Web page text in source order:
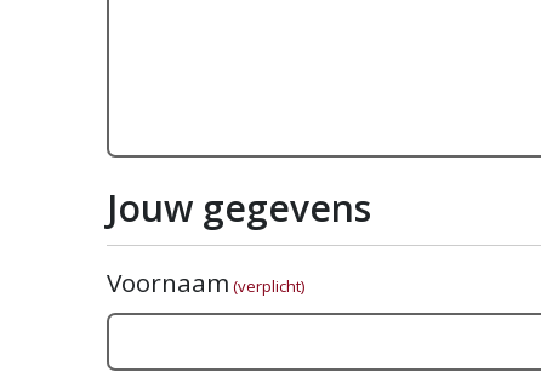
Jouw gegevens
Voornaam (verplicht)